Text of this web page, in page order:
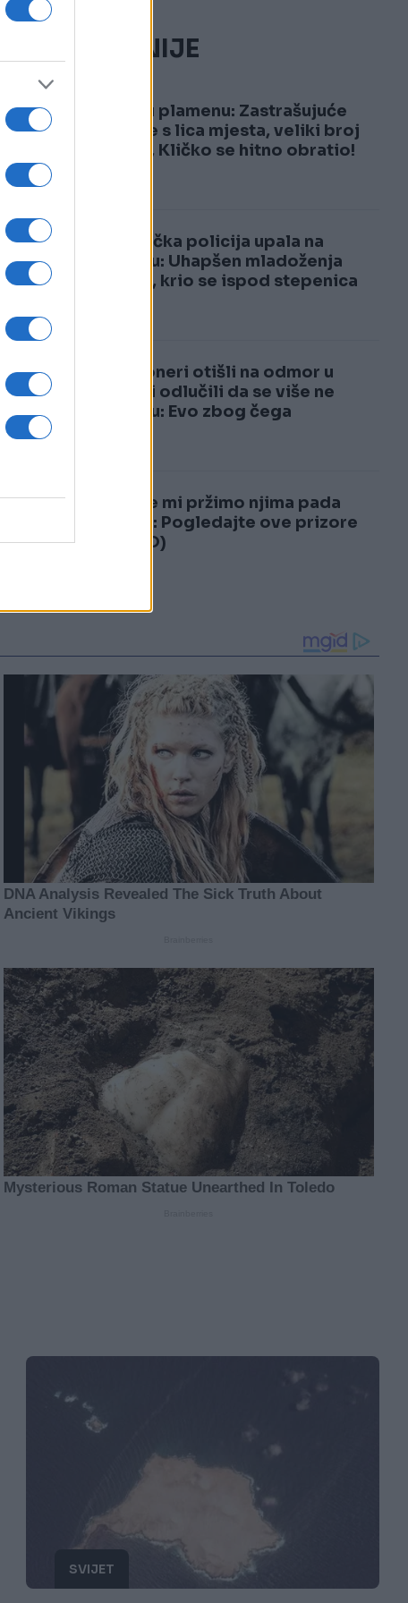
NAJČITANIJE
1
Kijev u plamenu: Zastrašujuće
snimke s lica mjesta, veliki broj
žrtava, Kličko se hitno obratio!
2
Njemačka policija upala na
svadbu: Uhapšen mladoženja
Marko, krio se ispod stepenica
3
Penzioneri otišli na odmor u
Italiju i odlučili da se više ne
vraćaju: Evo zbog čega
4
Dok se mi pržimo njima pada
snijeg: Pogledajte ove prizore
(VIDEO)
SVIJET